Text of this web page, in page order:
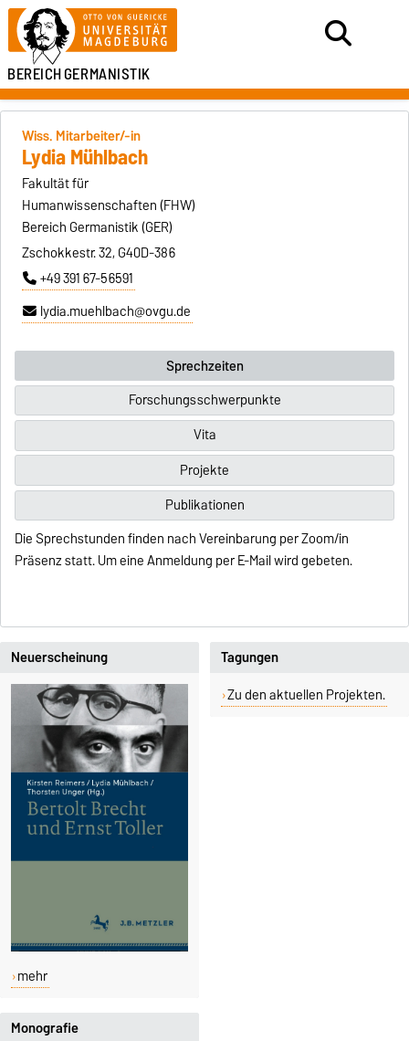
BEREICHGERMANISTIK
Wiss. Mitarbeiter/-in
Lydia Mühlbach
Fakultät für
Humanwissenschaften (FHW)
Bereich Germanistik (GER)
Zschokkestr. 32, G40D-386
+49 391 67-56591
lydia.muehlbach@ovgu.de
Sprechzeiten
Forschungsschwerpunkte
Vita
Projekte
Publikationen
Die Sprechstunden finden nach Vereinbarung per Zoom/in
Präsenz statt. Um eine Anmeldung per E-Mail wird gebeten.
Tagungen
Zu den aktuellen Projekten.
Monografie
Neuerscheinung
mehr